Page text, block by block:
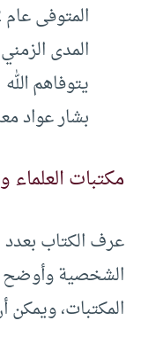
المدى
يتوفاهم
بشار عواد
مكتبات العلماء
عرف الكتاب
الشخصية وأوضح
المكتبات، ويمكن